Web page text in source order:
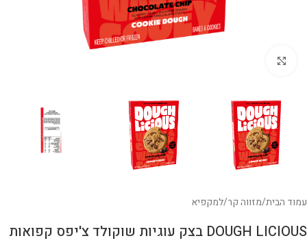
עמוד הבית/מזווה קר/למקפיא
DOUGH LICIOUS בצק עוגיות שוקולד צ'יפס קפואות